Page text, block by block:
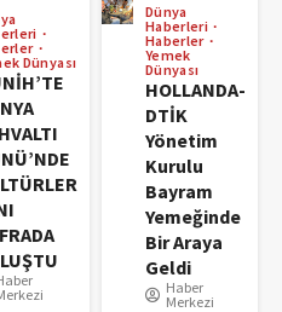
Dünyası
Dünya
Haberleri
Haberler
Yemek
Dünyası
HOLLANDA-
DTİK
Yönetim
Kurulu
Bayram
Yemeğinde
Bir Araya
Geldi
Haber
Merkezi